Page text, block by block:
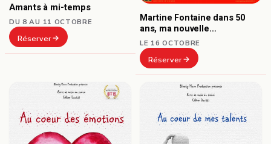
Amants à mi-temps
DU 8 AU 11 OCTOBRE
Réserver
Martine Fontaine dans 50
ans, ma nouvelle
adolescence
LE 16 OCTOBRE
Réserver